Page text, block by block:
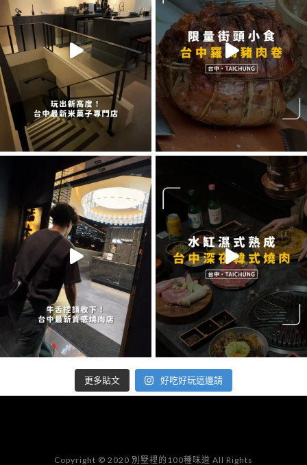
更多貼文 好吃好玩這邊請
Copyright © 2020 別墅裡的100種味道 All Rights